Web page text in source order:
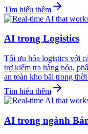
Tìm hiểu thêm
AI trong Logistics
Tối ưu hóa logistics với
trợ kiểm tra hàng hóa,
an toàn kho bãi trong
Tìm hiểu thêm
AI trong ngành